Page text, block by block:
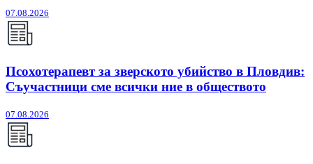
07.08.2026
Псохотерапевт за зверското убийство в Пловдив:
Съучастници сме всички ние в обществото
07.08.2026